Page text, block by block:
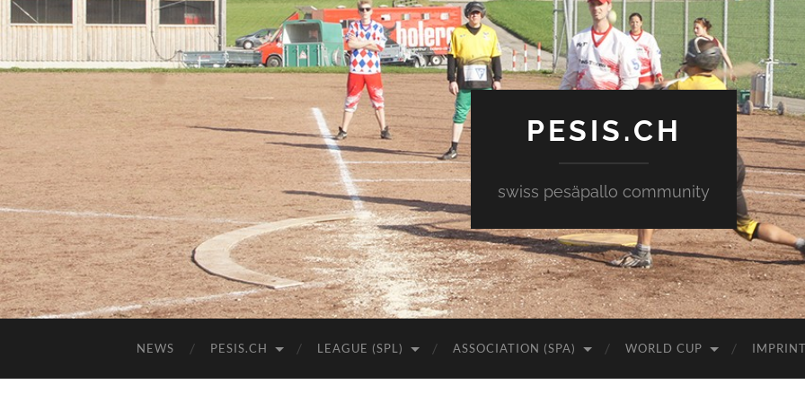
PESIS.CH
swiss pesäpallo community
NEWS PESIS.CH LEAGUE (SPL) ASSOCIATION (SPA) WORLD CUP